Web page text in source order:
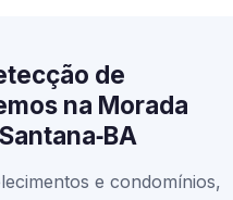
de
na Morada
e condomínios,